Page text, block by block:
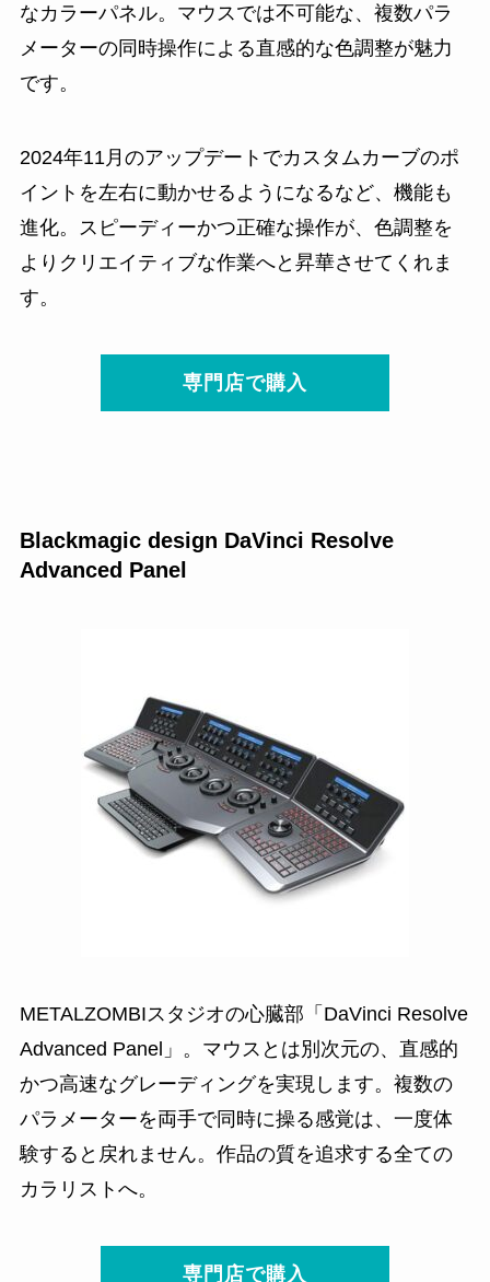
なカラーパネル。マウスでは不可能な、複数パラ
メーターの同時操作による直感的な色調整が魅力
です。
2024年11月のアップデートでカスタムカーブのポ
イントを左右に動かせるようになるなど、機能も
進化。スピーディーかつ正確な操作が、色調整を
よりクリエイティブな作業へと昇華させてくれま
す。
専門店で購入
Blackmagic design DaVinci Resolve
Advanced Panel
METALZOMBIスタジオの心臓部「DaVinci Resolve
Advanced Panel」。マウスとは別次元の、直感的
かつ高速なグレーディングを実現します。複数の
パラメーターを両手で同時に操る感覚は、一度体
験すると戻れません。作品の質を追求する全ての
カラリストへ。
専門店で購入